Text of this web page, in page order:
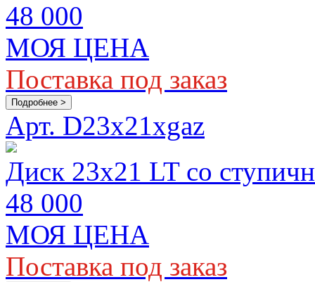
48 000
МОЯ ЦЕНА
Поставка под заказ
Подробнее >
Арт. D23x21xgaz
Диск 23х21 LT со
48 000
МОЯ ЦЕНА
Поставка под заказ